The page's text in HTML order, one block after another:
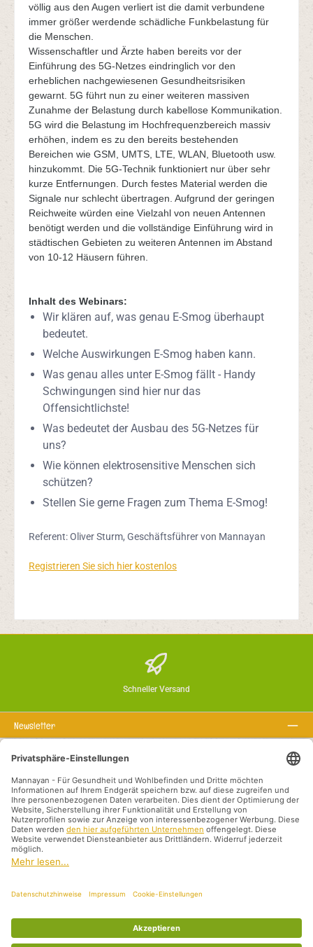
völlig aus den Augen verliert ist die damit verbundene
immer größer werdende schädliche Funkbelastung für
die Menschen.
Wissenschaftler und Ärzte haben bereits vor der
Einführung des 5G-Netzes eindringlich vor den
erheblichen nachgewiesenen Gesundheitsrisiken
gewarnt. 5G führt nun zu einer weiteren massiven
Zunahme der Belastung durch kabellose Kommunikation.
5G wird die Belastung im Hochfrequenzbereich massiv
erhöhen, indem es zu den bereits bestehenden
Bereichen wie GSM, UMTS, LTE, WLAN, Bluetooth usw.
hinzukommt. Die 5G-Technik funktioniert nur über sehr
kurze Entfernungen. Durch festes Material werden die
Signale nur schlecht übertragen. Aufgrund der geringen
Reichweite würden eine Vielzahl von neuen Antennen
benötigt werden und die vollständige Einführung wird in
städtischen Gebieten zu weiteren Antennen im Abstand
von 10-12 Häusern führen.
Inhalt des Webinars:
Wir klären auf, was genau E-Smog überhaupt
bedeutet.
Welche Auswirkungen E-Smog haben kann.
Was genau alles unter E-Smog fällt - Handy
Schwingungen sind hier nur das
Offensichtlichste!
Was bedeutet der Ausbau des 5G-Netzes für
uns?
Wie können elektrosensitive Menschen sich
schützen?
Stellen Sie gerne Fragen zum Thema E-Smog!
Referent: Oliver Sturm, Geschäftsführer von Mannayan
Registrieren Sie sich hier kostenlos
Schneller Versand
Newsletter
Rechtstexte
Service-Hotline
Empfohlene Links
Zahlungsarten
Alle Preise inkl. gesetzl. Mehrwertsteuer zzgl.